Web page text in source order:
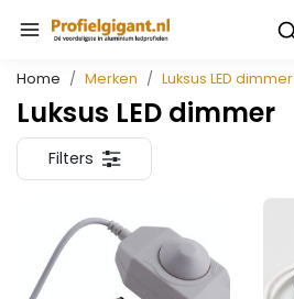
Home Merken Luksus LED dimmer
Luksus LED dimmer
Filters